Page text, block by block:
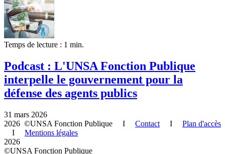
Temps de lecture : 1 min.
Podcast : L'UNSA Fonction Publique
interpelle le gouvernement pour la
défense des agents publics
31 mars 2026
2026 ©UNSA Fonction Publique I Contact I Plan d'accès
I Mentions légales
2026
©UNSA Fonction Publique